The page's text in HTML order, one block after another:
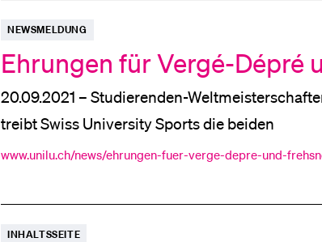
NEWSMELDUNG
Ehrungen für Vergé-Dépré
20.09.2021 – Studierenden-
treibt Swiss University Sports die beiden
www.unilu.ch/news/ehrungen-fuer-verge-depre-und-
INHALTSSEITE